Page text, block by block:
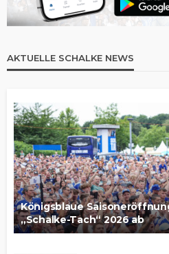
AKTUELLE SCHALKE NEWS
Königsblaue
„Schalke-Tach“ 2026 ab